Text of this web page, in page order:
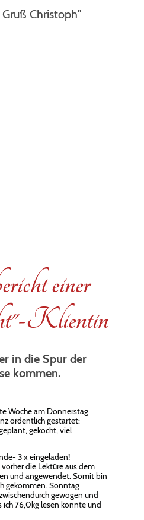
Christoph"
einer
Klientin
in die Spur der
kommen.
Woche am Donnerstag
ordentlich gestartet:
gekocht, viel
3 x eingeladen!
die Lektüre aus dem
und angewendet. Somit bin
gekommen. Sonntag
gewogen und
ich 76,0kg lesen konnte und